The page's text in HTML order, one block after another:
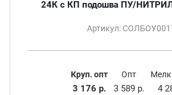
24К с КП подошва ПУ/НИТРИЛ
Артикул:
Круп. опт
3 176 р.
Опт
3 589 р. 4